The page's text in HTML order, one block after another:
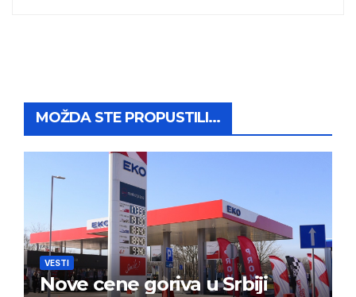
MOŽDA STE PROPUSTILI...
VESTI
Nove cene goriva u Srbiji